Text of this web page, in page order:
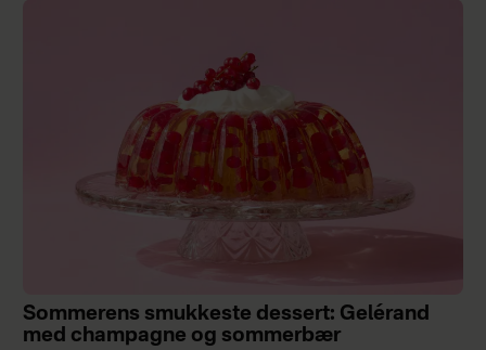
Sommerens smukkeste dessert: Gelérand
med champagne og sommerbær